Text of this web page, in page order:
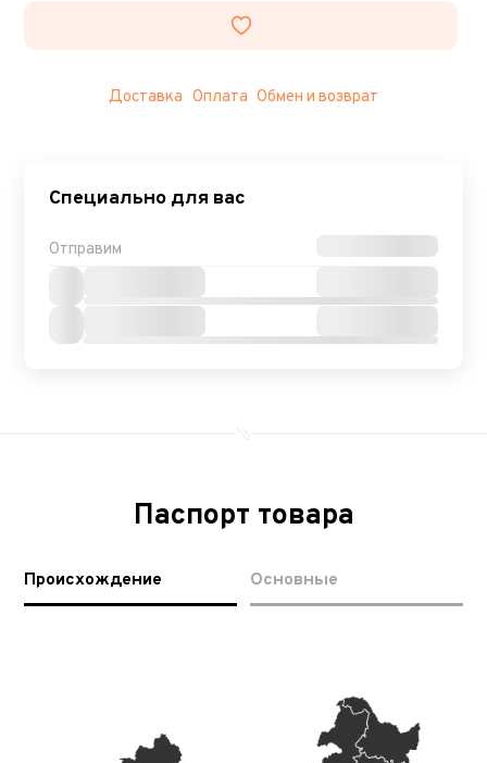
Доставка Оплата Обмен и возврат
Специально для вас
Отправим
Паспорт товара
Происхождение Основные